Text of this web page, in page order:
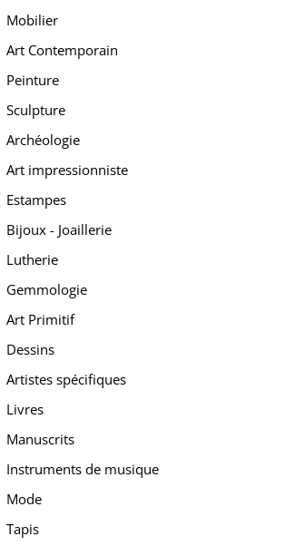
Mobilier
Art Contemporain
Peinture
Sculpture
Archéologie
Art impressionniste
Estampes
Bijoux - Joaillerie
Lutherie
Gemmologie
Art Primitif
Dessins
Artistes spécifiques
Livres
Manuscrits
Instruments de musique
Mode
Tapis